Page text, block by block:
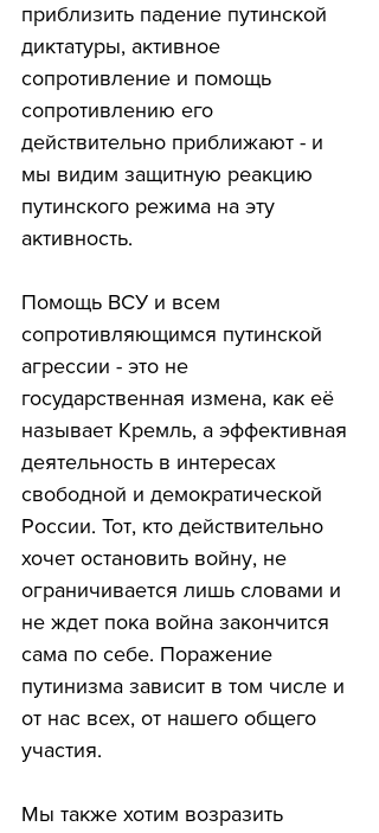
приблизить падение путинской
диктатуры, активное
сопротивление и помощь
сопротивлению его
действительно приближают - и
мы видим защитную реакцию
путинского режима на эту
активность.
Помощь ВСУ и всем
сопротивляющимся путинской
агрессии - это не
государственная измена, как её
называет Кремль, а эффективная
деятельность в интересах
свободной и демократической
России. Тот, кто действительно
хочет остановить войну, не
ограничивается лишь словами и
не ждет пока война закончится
сама по себе. Поражение
путинизма зависит в том числе и
от нас всех, от нашего общего
участия.
Мы также хотим возразить